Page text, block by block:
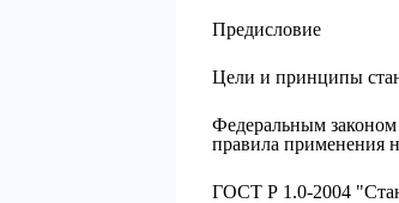
Предисловие
Цели и принципы
Федеральным
правила применения
ГОСТ Р 1.0-2004